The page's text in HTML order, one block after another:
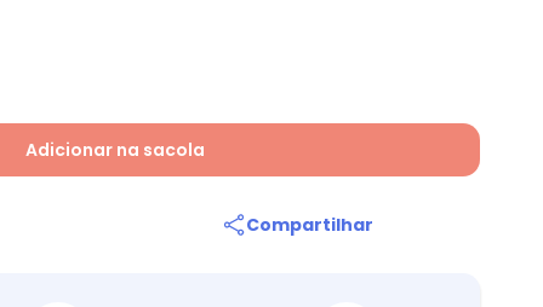
Adicionar na sacola
Compartilhar